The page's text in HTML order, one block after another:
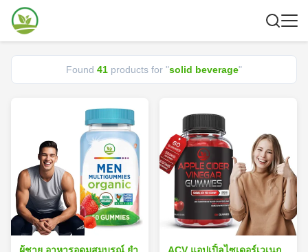
Found 41 products for "solid beverage"